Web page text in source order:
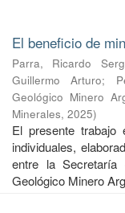
El beneficio de
Parra, Ricardo
Guillermo Arturo;
Geológico Minero
Minerales, 2025)
El presente trabajo
individuales,
entre la
Geológico Minero